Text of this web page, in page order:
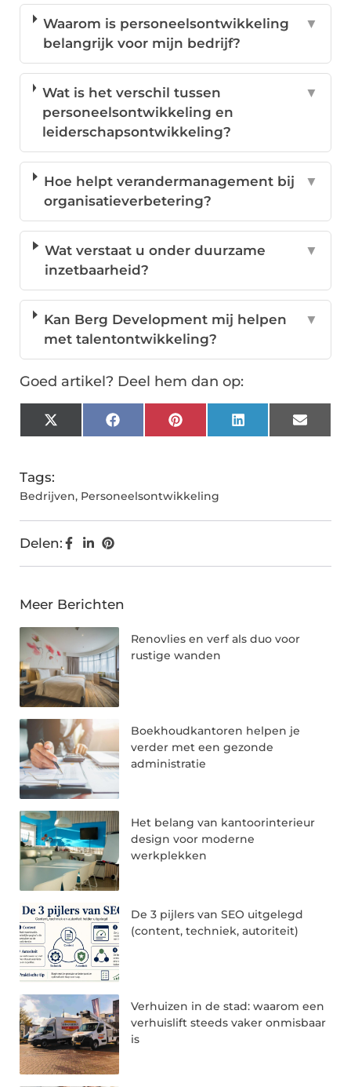
Waarom is personeelsontwikkeling
belangrijk voor mijn bedrijf?
▼
Wat is het verschil tussen
personeelsontwikkeling en
leiderschapsontwikkeling?
▼
Hoe helpt verandermanagement bij
organisatieverbetering?
▼
Wat verstaat u onder duurzame
inzetbaarheid?
▼
Kan Berg Development mij helpen
met talentontwikkeling?
▼
Goed artikel? Deel hem dan op:
X
(Twitter)
FacebookPinterestLinkedInEmail
Tags:
Bedrijven, Personeelsontwikkeling
Delen:
Meer Berichten
Renovlies en verf als duo voor
rustige wanden
Boekhoudkantoren helpen je
verder met een gezonde
administratie
Het belang van kantoorinterieur
design voor moderne
werkplekken
De 3 pijlers van SEO uitgelegd
(content, techniek, autoriteit)
Verhuizen in de stad: waarom een
verhuislift steeds vaker onmisbaar
is